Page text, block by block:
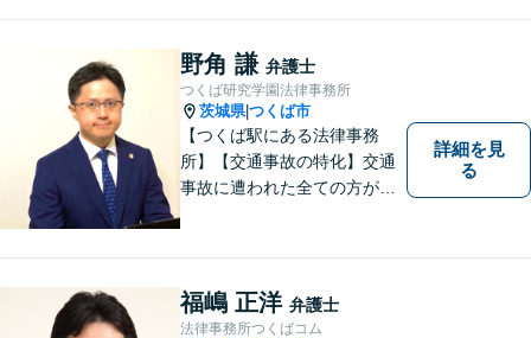
結果をご提供できるよう、誠
実・迅速・丁寧な事件処理を
心掛けています。
野角 謙 弁護士
つくば研究学園法律事務所
茨城県|つくば市
【つくば駅にある法律事務
所】【交通事故の特化】交通
事故に遭われた全ての方が適
させていただきます。コミュ
ニケーションを大切にし、最
善の解決へと導きます。
詳細を見
る
福嶋 正洋 弁護士
法律事務所つくばコム